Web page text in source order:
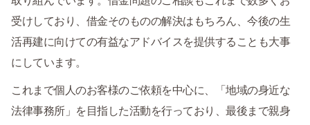
受けしており、借金そのものの解決はもちろん、今後の生
活再建に向けての有益なアドバイスを提供することも大事
にしています。
これまで個人のお客様のご依頼を中心に、「地域の身近な
法律事務所」を目指した活動を行っており、最後まで親身